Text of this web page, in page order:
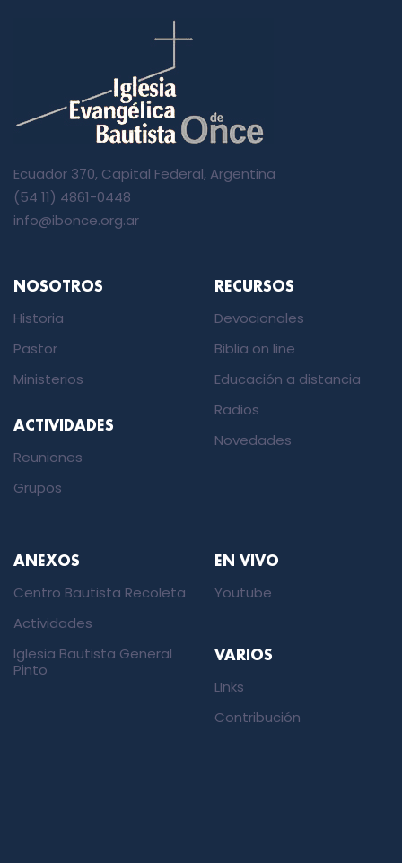
Ecuador 370, Capital Federal, Argentina
(54 11) 4861-0448
info@ibonce.org.ar
NOSOTROS
Historia
Pastor
Ministerios
ACTIVIDADES
Reuniones
Grupos
RECURSOS
Devocionales
Biblia on line
Educación a distancia
Radios
Novedades
ANEXOS
Centro Bautista Recoleta
Actividades
Iglesia Bautista General
Pinto
EN VIVO
Youtube
VARIOS
LInks
Contribución